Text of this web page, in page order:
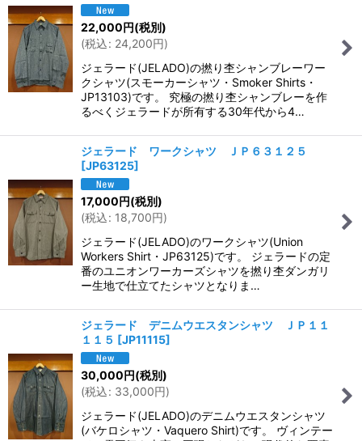
22,000円(税別)
(税込: 24,200円)
ジェラード(JELADO)の撚り杢シャンブレーワー
クシャツ(スモーカーシャツ・Smoker Shirts・
JP13103)です。 究極の撚り杢シャンブレーを作
るべくジェラードが所有する30年代から4…
ジェラード ワークシャツ ＪＰ６３１２５
[JP63125]
17,000円(税別)
(税込: 18,700円)
ジェラード(JELADO)のワークシャツ(Union
Workers Shirt・JP63125)です。 ジェラードの定
番のユニオンワーカーズシャツを撚り杢ダンガリ
ー生地で仕立てたシャツとなりま…
ジェラード デニムウエスタンシャツ ＪＰ１１
１１５ [JP11115]
30,000円(税別)
(税込: 33,000円)
ジェラード(JELADO)のデニムウエスタンシャツ
(バケロシャツ・Vaquero Shirt)です。 ヴィンテー